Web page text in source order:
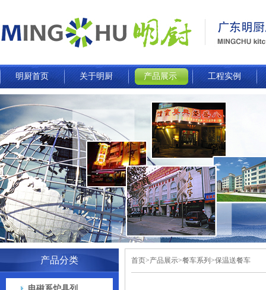
明厨首页 关于明厨 产品展示 工程实例
产品分类 首页>产品展示>餐车系列>保温送餐车